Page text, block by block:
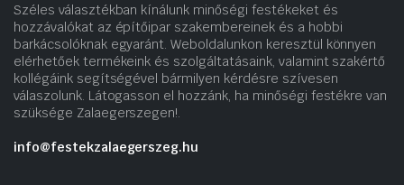
Széles választékban kínálunk minőségi festékeket és
hozzávalókat az építőipar szakembereinek és a hobbi
barkácsolóknak egyaránt. Weboldalunkon keresztül könnyen
elérhetőek termékeink és szolgáltatásaink, valamint szakértő
kollégáink segítségével bármilyen kérdésre szívesen
válaszolunk. Látogasson el hozzánk, ha minőségi festékre van
szüksége Zalaegerszegen!.
info@festekzalaegerszeg.hu